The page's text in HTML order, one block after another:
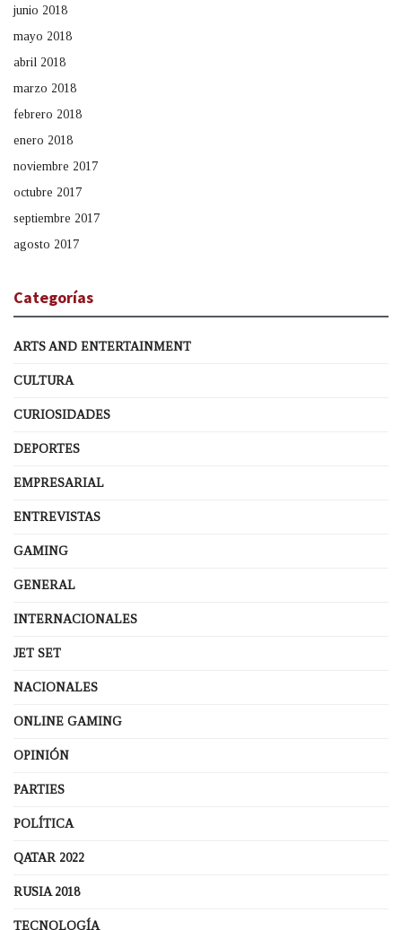
junio 2018
mayo 2018
abril 2018
marzo 2018
febrero 2018
enero 2018
noviembre 2017
octubre 2017
septiembre 2017
agosto 2017
Categorías
ARTS AND ENTERTAINMENT
CULTURA
CURIOSIDADES
DEPORTES
EMPRESARIAL
ENTREVISTAS
GAMING
GENERAL
INTERNACIONALES
JET SET
NACIONALES
ONLINE GAMING
OPINIÓN
PARTIES
POLÍTICA
QATAR 2022
RUSIA 2018
TECNOLOGÍA